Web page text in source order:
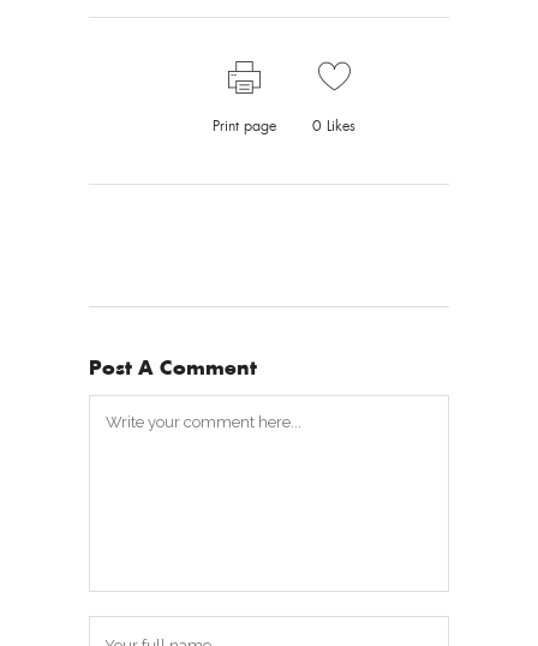
Print page 0 Likes
Post A Comment